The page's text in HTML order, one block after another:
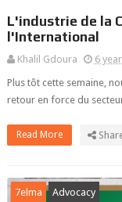
L'industrie de la
l'International
Khalil Gdoura
6
Plus tôt cette semaine,
retour en force du
Read More
7elma Advocacy